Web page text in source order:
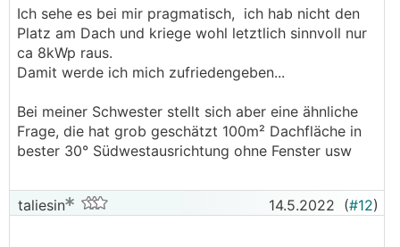
Ich sehe es bei mir pragmatisch, ich hab nicht den
Platz am Dach und kriege wohl letztlich sinnvoll nur
ca 8kWp raus.
Damit werde ich mich zufriedengeben...
Bei meiner Schwester stellt sich aber eine ähnliche
Frage, die hat grob geschätzt 100m² Dachfläche in
bester 30° Südwestausrichtung ohne Fenster usw
taliesin 14.5.2022 (#12)